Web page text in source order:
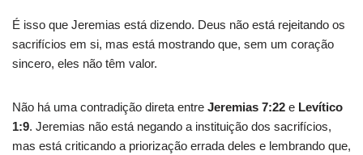
É isso que Jeremias está dizendo. Deus não está rejeitando os
sacrifícios em si, mas está mostrando que, sem um coração
sincero, eles não têm valor.
Não há uma contradição direta entre Jeremias 7:22 e Levítico
1:9. Jeremias não está negando a instituição dos sacrifícios,
mas está criticando a priorização errada deles e lembrando que,